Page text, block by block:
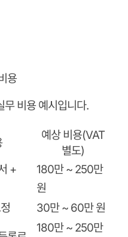
용
무 비용 예시입니다.
예상 비용(VAT
별도)
+
180만 ~ 250만
원
30만 ~ 60만 원
180만 ~ 250만